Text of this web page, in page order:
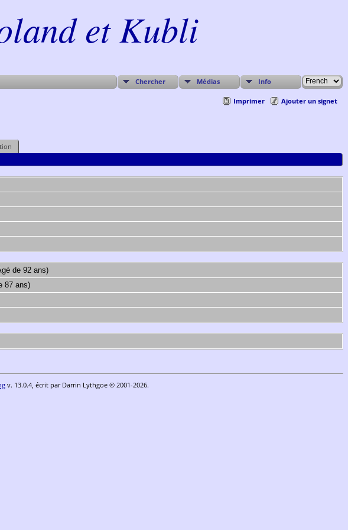
et Kubli
Chercher Médias Info
Imprimer Ajouter un signet
de 92 ans)
87 ans)
v. 13.0.4, écrit par Darrin Lythgoe © 2001-2026.